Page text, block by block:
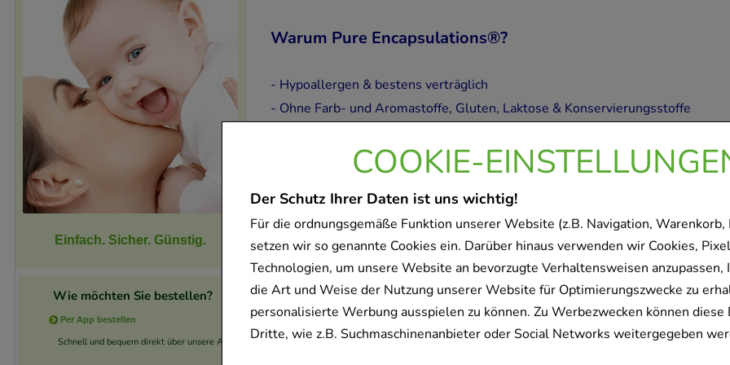
COOKIE-
Der Schutz Ihrer Daten ist uns wichtig!
Für die ordnungsgemäße Funktion unserer Website (z.B. Navigation, Warenkorb,
setzen wir so genannte Cookies ein. Darüber hinaus verwenden wir Cookies,
Technologien, um unsere Website an bevorzugte Verhaltensweisen anzupassen,
die Art und Weise der Nutzung unserer Website für Optimierungszwecke zu
personalisierte Werbung ausspielen zu können. Zu Werbezwecken können diese
Dritte, wie z.B. Suchmaschinenanbieter oder Social Networks weitergegeben
Warum Pure Encapsulations®?
- Hypoallergen & bestens verträglich
- Ohne Farb- und Aromastoffe, Gluten, Laktose & Konservierungsstoffe
- Wissenschaftlich fundierte Rezepturen
Pure Encapsulations® bietet Nahrungsergänzung, der Sie vertrauen können –
PURE ENCAPSULATIONS
PURE
- 40,5%
Einfach. Sicher. Günstig.
Wie möchten Sie bestellen?
Per App bestellen
Schnell und bequem direkt über unsere App.